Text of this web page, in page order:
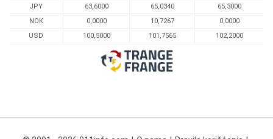
JPY
63,6000 65,0340
65,3000
NOK
0,0000 10,7267
0,0000
USD
100,5000 101,7565 102,2000